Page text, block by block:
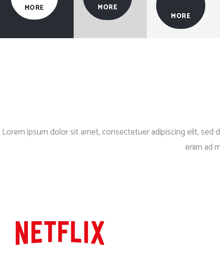
MORE MORE
MORE
Lorem ipsum dolor sit amet, consectetuer adipiscing elit,
enim ad